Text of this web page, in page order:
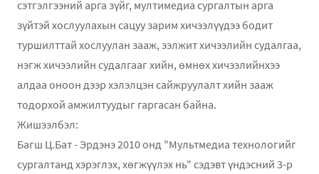
сэтгэлгээний арга зүйг, мултимедиа сургалтын арга
зүйтэй хослуулахын сацуу зарим хичээлүүдээ бодит
туршилттай хослуулан зааж, ээлжит хичээлийн судалгаа,
нэгж хичээлийн судалгааг хийн, өмнөх хичээлийнхээ
алдаа оноон дээр хэлэлцэн сайжруулалт хийн зааж
тодорхой амжилтуудыг гаргасан байна.
Жишээлбэл:
Багш Ц.Бат - Эрдэнэ 2010 онд "Мультмедиа технологийг
сургалтанд хэрэглэх, хөгжүүлэх нь" сэдэвт үндэсний 3-р